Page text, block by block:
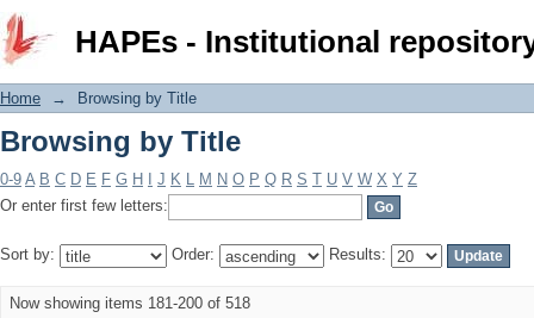
HAPEs - Institutional
Browsing by Title
Home → Browsing by Title
Browsing by Title
0-9 A B C D E F G H J K L M N O P Q R S T U V W X Y Z
Or enter first few letters:
Sort by: Order: Results:
Now showing items 181-200 of 518